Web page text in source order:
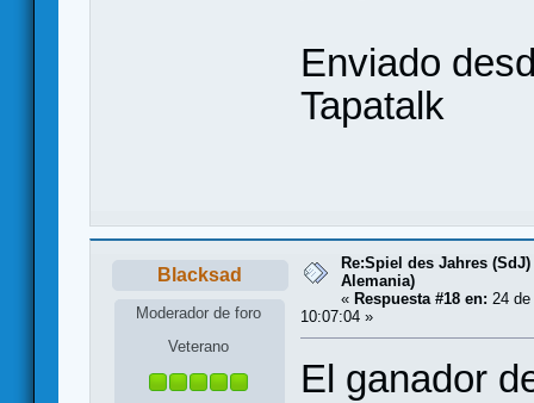
Enviado
Tapatalk
Blacksad
Moderador de foro
Veterano
Re:Spiel des Jahres
Alemania)
« Respuesta #18 en: 24
10:07:04 »
El ganador